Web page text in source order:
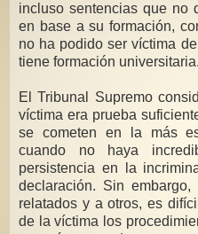
incluso sentencias que no
en base a su formación,
no ha podido ser víctima
tiene formación universitaria.
El Tribunal Supremo
víctima era prueba
se cometen en la más
cuando no haya
persistencia en la
declaración. Sin
relatados y a otros, es
de la víctima los